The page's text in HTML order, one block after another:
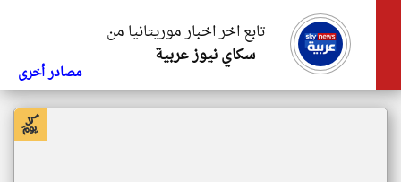
تابع اخر اخبار موريتانيا من
سكاي نيوز عربية
مصادر أخرى